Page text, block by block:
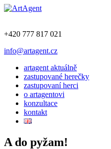
+420 777 817 021
info@artagent.cz
artagent aktuálně
zastupované herečky
zastupovaní herci
o artagentovi
konzultace
kontakt
A do pyžam!